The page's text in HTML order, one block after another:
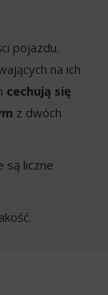
pojazdu.
na ich
cechują się
z dwóch
są liczne